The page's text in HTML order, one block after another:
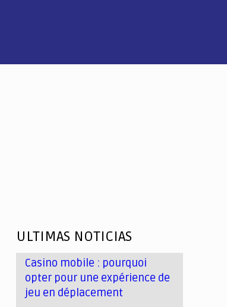
ULTIMAS NOTICIAS
Casino mobile : pourquoi
opter pour une expérience de
jeu en déplacement